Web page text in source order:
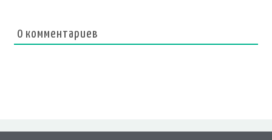
0 комментариев